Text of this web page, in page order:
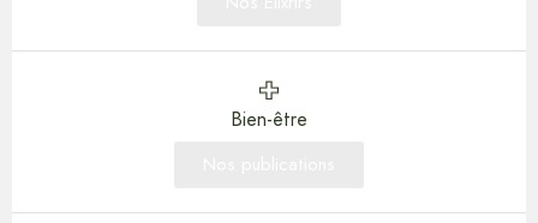
Bien-être